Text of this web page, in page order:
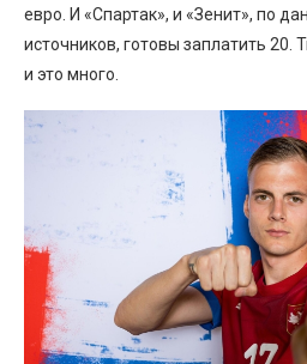
евро. И «Спартак», и «Зенит», по
источников, готовы заплатить 20.
и это много.